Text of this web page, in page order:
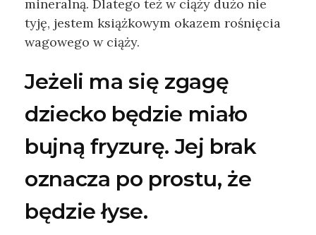
mineralną. Dlatego też w ciąży dużo nie
tyję, jestem książkowym okazem rośnięcia
wagowego w ciąży.
Jeżeli ma się zgagę
dziecko będzie miało
bujną fryzurę. Jej brak
oznacza po prostu, że
będzie łyse.